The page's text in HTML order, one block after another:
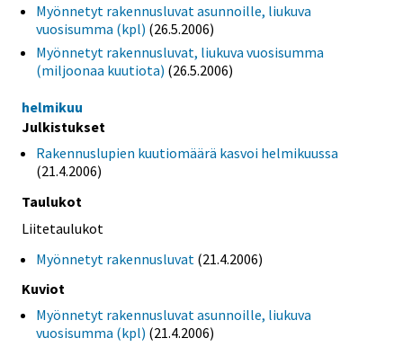
Myönnetyt rakennusluvat asunnoille, liukuva
vuosisumma (kpl) (26.5.2006)
Myönnetyt rakennusluvat, liukuva vuosisumma
(miljoonaa kuutiota) (26.5.2006)
helmikuu
Julkistukset
Rakennuslupien kuutiomäärä kasvoi helmikuussa
(21.4.2006)
Taulukot
Liitetaulukot
Myönnetyt rakennusluvat (21.4.2006)
Kuviot
Myönnetyt rakennusluvat asunnoille, liukuva
vuosisumma (kpl) (21.4.2006)